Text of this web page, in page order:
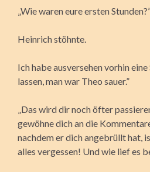
„Wie waren eure ersten
Heinrich stöhnte.
Ich habe ausversehen vorhin
lassen, man war Theo sauer.”
„Das wird dir noch öfter
gewöhne dich an die
nachdem er dich angebrüllt hat,
alles vergessen! Und wie lief es